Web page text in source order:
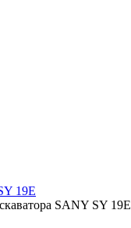
19E
SANY SY 19E